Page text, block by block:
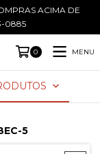
ACIMA DE
0885
0 MENU
5